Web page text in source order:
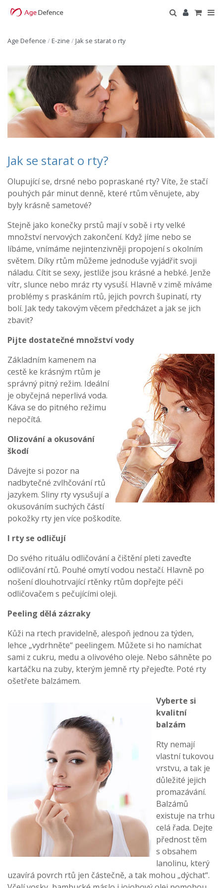
Age Defence / E-zine / Jak se starat o rty
Jak se starat o rty?
Olupující se, drsné nebo popraskané rty? Víte, že stačí
pouhých pár minut denně, které rtům věnujete, aby
byly krásně sametové?
Stejně jako konečky prstů mají v sobě i rty velké
množství nervových zakončení. Když jíme nebo se
líbáme, vnímáme nejintenzivněji propojení s okolním
světem. Díky rtům můžeme jednoduše vyjádřit svoji
náladu. Cítit se sexy, jestliže jsou krásné a hebké. Jenže
vítr, slunce nebo mráz rty vysuší. Hlavně v zimě míváme
problémy s praskáním rtů, jejich povrch šupinatí, rty
bolí. Jak tedy takovým věcem předcházet a jak se jich
zbavit?
Pijte dostatečné množství vody
Základním kamenem na
cestě ke krásným rtům je
správný pitný režim. Ideální
je obyčejná neperlivá voda.
Káva se do pitného režimu
nepočítá.
Olizování a okusování
škodí
Dávejte si pozor na
nadbytečné zvlhčování rtů
jazykem. Sliny rty vysušují a
okusováním suchých částí
pokožky rty jen více poškodíte.
I rty se odličují
Do svého rituálu odličování a čištění pleti zaveďte
odličování rtů. Pouhé omytí vodou nestačí. Hlavně po
nošení dlouhotrvající rtěnky rtům dopřejte péči
odličovačem s pečujícími oleji.
Peeling dělá zázraky
Kůži na rtech pravidelně, alespoň jednou za týden,
lehce „vydrhněte“ peelingem. Můžete si ho namíchat
sami z cukru, medu a olivového oleje. Nebo sáhněte po
kartáčku na zuby, kterým jemně rty přejeďte. Poté rty
ošetřete balzámem.
Vyberte si
kvalitní
balzám
Rty nemají
vlastní tukovou
vrstvu, a tak je
důležité jejich
promazávání.
Balzámů
existuje na trhu
celá řada. Dejte
přednost těm
s obsahem
lanolinu, který
uzavírá povrch rtů jen částečně, a tak mohou „dýchat“.